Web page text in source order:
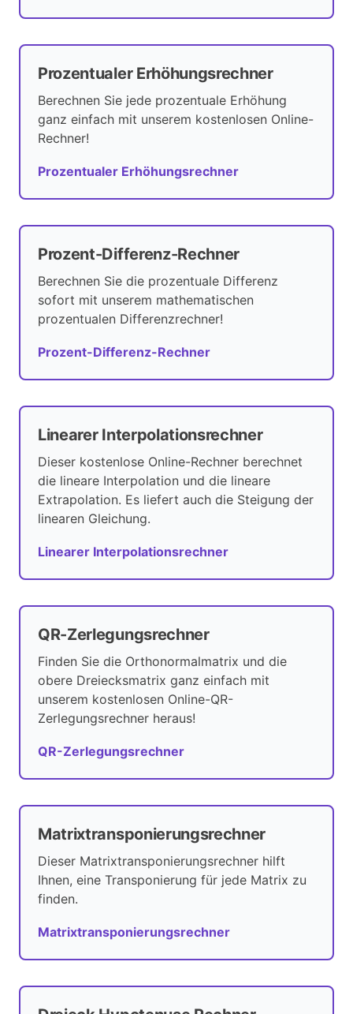
Prozentualer Erhöhungsrechner
Berechnen Sie jede prozentuale Erhöhung
ganz einfach mit unserem kostenlosen Online-
Rechner!
Prozentualer Erhöhungsrechner
Prozent-Differenz-Rechner
Berechnen Sie die prozentuale Differenz
sofort mit unserem mathematischen
prozentualen Differenzrechner!
Prozent-Differenz-Rechner
Linearer Interpolationsrechner
Dieser kostenlose Online-Rechner berechnet
die lineare Interpolation und die lineare
Extrapolation. Es liefert auch die Steigung der
linearen Gleichung.
Linearer Interpolationsrechner
QR-Zerlegungsrechner
Finden Sie die Orthonormalmatrix und die
obere Dreiecksmatrix ganz einfach mit
unserem kostenlosen Online-QR-
Zerlegungsrechner heraus!
QR-Zerlegungsrechner
Matrixtransponierungsrechner
Dieser Matrixtransponierungsrechner hilft
Ihnen, eine Transponierung für jede Matrix zu
finden.
Matrixtransponierungsrechner